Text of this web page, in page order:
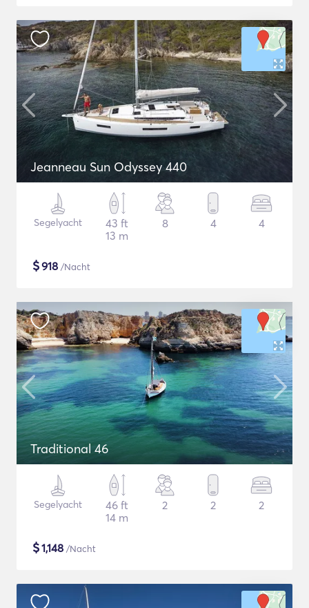
Jeanneau Sun Odyssey 440
Segelyacht
43 ft
13 m
8 4 4
$918 /Nacht
Traditional 46
Segelyacht
46 ft
14 m
2 2 2
$1,148 /Nacht